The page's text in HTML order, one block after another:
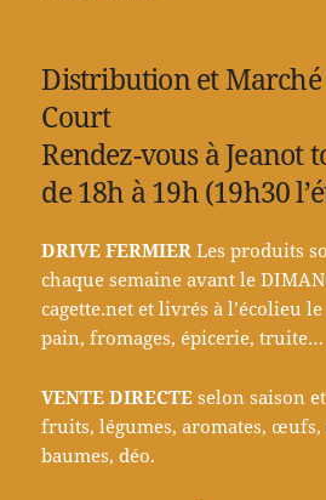
Distribution et
Court
Rendez-vous à Jeanot
de 18h à 19h (19h30
DRIVE FERMIER Les produits
chaque semaine avant le
cagette.net et livrés à l’écolieu
pain, fromages, épicerie, truite…
VENTE DIRECTE selon saison
fruits, légumes, aromates,
baumes, déo.